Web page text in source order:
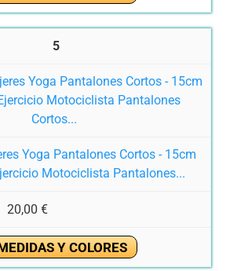
5
Yoga Pantalones Cortos - 15cm
Motociclista Pantalones...
20,00 €
Y COLORES